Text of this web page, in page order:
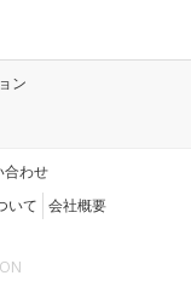
ン
合わせ
いて 会社概要